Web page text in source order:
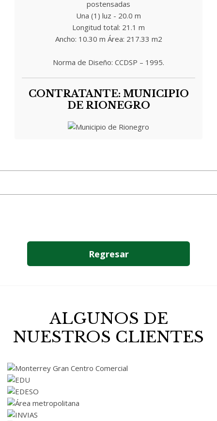
postensadas
Una (1) luz - 20.0 m
Longitud total: 21.1 m
Ancho: 10.30 m Área: 217.33 m2
Norma de Diseño: CCDSP – 1995.
CONTRATANTE: MUNICIPIO
DE RIONEGRO
Regresar
ALGUNOS DE
NUESTROS CLIENTES